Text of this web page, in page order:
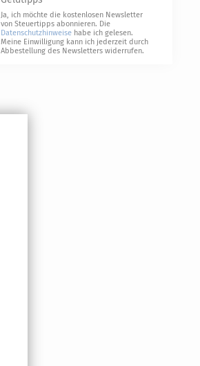
Ja, ich möchte die kostenlosen Newsletter
von Steuertipps abonnieren. Die
Datenschutzhinweise habe ich gelesen.
Meine Einwilligung kann ich jederzeit durch
Abbestellung des Newsletters widerrufen.